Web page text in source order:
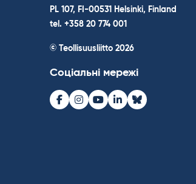
PL 107, FI-00531 Helsinki, Finland
tel. +358 20 774 001
© Teollisuusliitto 2026
Соціальні мережі
Facebook
Instagram
Youtube
LinkedInBluesky